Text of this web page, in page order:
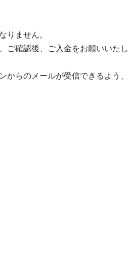
りません。
ご確認後、ご入金をお願いいたし
からのメールが受信できるよう、